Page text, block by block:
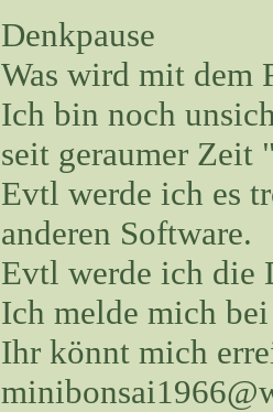
Denkpause
Was wird mit dem
Ich bin noch
seit geraumer Zeit
Evtl werde ich es
anderen Software.
Evtl werde ich die
Ich melde mich
Ihr könnt mich